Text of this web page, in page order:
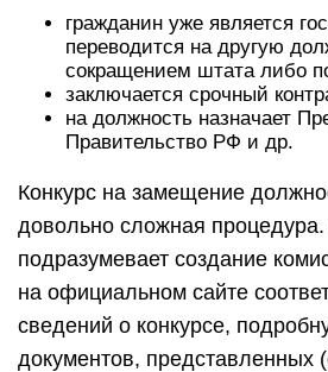
гражданин уже является
переводится на другую
сокращением штата либо
заключается срочный
на должность назначает
Правительство РФ и др.
Конкурс на замещение
довольно сложная
подразумевает создание
на официальном сайте
сведений о конкурсе,
документов, представленных